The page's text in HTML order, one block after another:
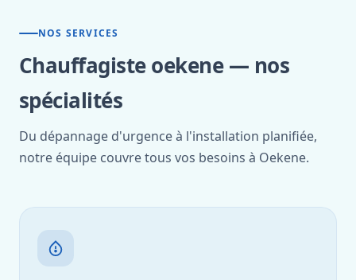
NOS SERVICES
Chauffagiste oekene — nos
spécialités
Du dépannage d'urgence à l'installation planifiée,
notre équipe couvre tous vos besoins à Oekene.